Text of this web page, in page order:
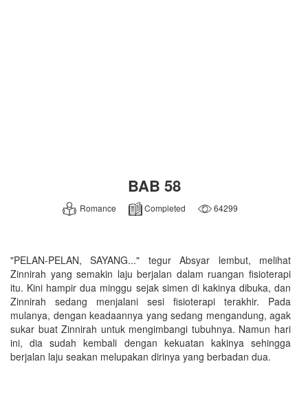
BAB 58
Romance Completed 64299
"PELAN-PELAN, SAYANG..." tegur Absyar lembut, melihat
Zinnirah yang semakin laju berjalan dalam ruangan fisioterapi
itu. Kini hampir dua minggu sejak simen di kakinya dibuka, dan
Zinnirah sedang menjalani sesi fisioterapi terakhir. Pada
mulanya, dengan keadaannya yang sedang mengandung, agak
sukar buat Zinnirah untuk mengimbangi tubuhnya. Namun hari
ini, dia sudah kembali dengan kekuatan kakinya sehingga
berjalan laju seakan melupakan dirinya yang berbadan dua.